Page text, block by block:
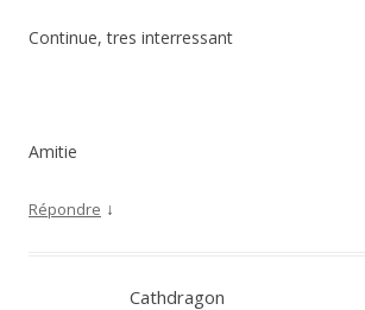
Continue, tres interressant
Amitie
Répondre ↓
Cathdragon